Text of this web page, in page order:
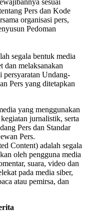
Pers dan Kode
organisasi pers,
Pedoman
segala bentuk media
dan melaksanakan
persyaratan Undang-
Pers yang ditetapkan
yang menggunakan
jurnalistik, serta
Pers dan Standar
Pers.
Content) adalah segala
oleh pengguna media
suara, video dan
pada media siber,
atau pemirsa, dan